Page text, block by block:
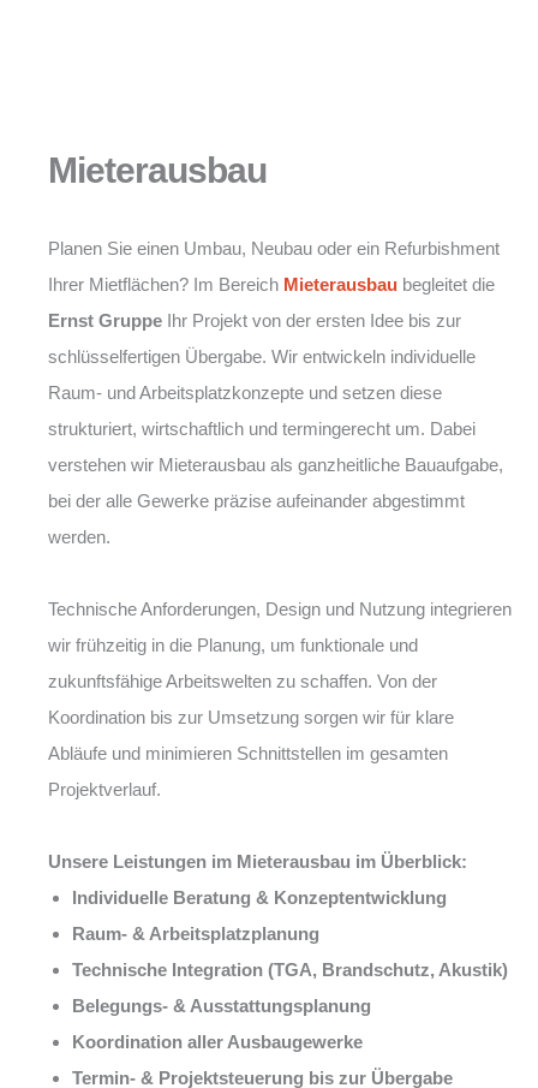
Mieterausbau
Planen Sie einen Umbau, Neubau oder ein Refurbishment
Ihrer Mietflächen? Im Bereich Mieterausbau begleitet die
Ernst Gruppe Ihr Projekt von der ersten Idee bis zur
schlüsselfertigen Übergabe. Wir entwickeln individuelle
Raum- und Arbeitsplatzkonzepte und setzen diese
strukturiert, wirtschaftlich und termingerecht um. Dabei
verstehen wir Mieterausbau als ganzheitliche Bauaufgabe,
bei der alle Gewerke präzise aufeinander abgestimmt
werden.
Technische Anforderungen, Design und Nutzung integrieren
wir frühzeitig in die Planung, um funktionale und
zukunftsfähige Arbeitswelten zu schaffen. Von der
Koordination bis zur Umsetzung sorgen wir für klare
Abläufe und minimieren Schnittstellen im gesamten
Projektverlauf.
Unsere Leistungen im Mieterausbau im Überblick:
Individuelle Beratung & Konzeptentwicklung
Raum- & Arbeitsplatzplanung
Technische Integration (TGA, Brandschutz, Akustik)
Belegungs- & Ausstattungsplanung
Koordination aller Ausbaugewerke
Termin- & Projektsteuerung bis zur Übergabe